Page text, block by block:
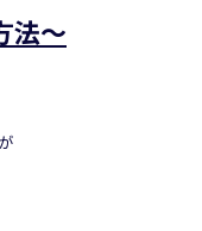
法～